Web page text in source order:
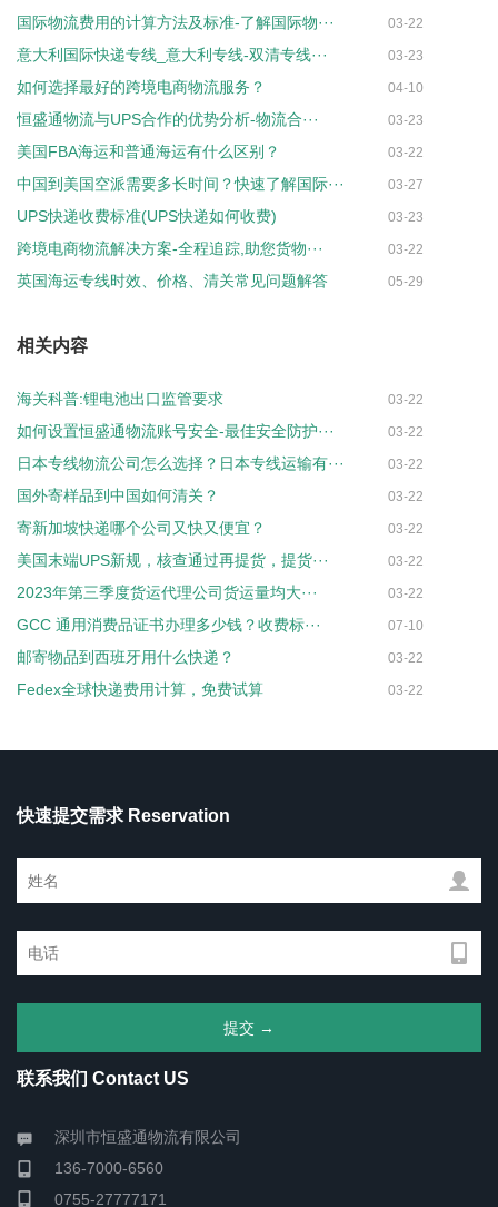
国际物流费用的计算方法及标准-了解国际物··· 03-22
意大利国际快递专线_意大利专线-双清专线··· 03-23
如何选择最好的跨境电商物流服务？ 04-10
恒盛通物流与UPS合作的优势分析-物流合··· 03-23
美国FBA海运和普通海运有什么区别？ 03-22
中国到美国空派需要多长时间？快速了解国际··· 03-27
UPS快递收费标准(UPS快递如何收费) 03-23
跨境电商物流解决方案-全程追踪,助您货物··· 03-22
英国海运专线时效、价格、清关常见问题解答 05-29
相关内容
海关科普:锂电池出口监管要求 03-22
如何设置恒盛通物流账号安全-最佳安全防护··· 03-22
日本专线物流公司怎么选择？日本专线运输有··· 03-22
国外寄样品到中国如何清关？ 03-22
寄新加坡快递哪个公司又快又便宜？ 03-22
美国末端UPS新规，核查通过再提货，提货··· 03-22
2023年第三季度货运代理公司货运量均大··· 03-22
GCC 通用消费品证书办理多少钱？收费标··· 07-10
邮寄物品到西班牙用什么快递？ 03-22
Fedex全球快递费用计算，免费试算 03-22
快速提交需求 Reservation
联系我们 Contact US
深圳市恒盛通物流有限公司
136-7000-6560
0755-27777171